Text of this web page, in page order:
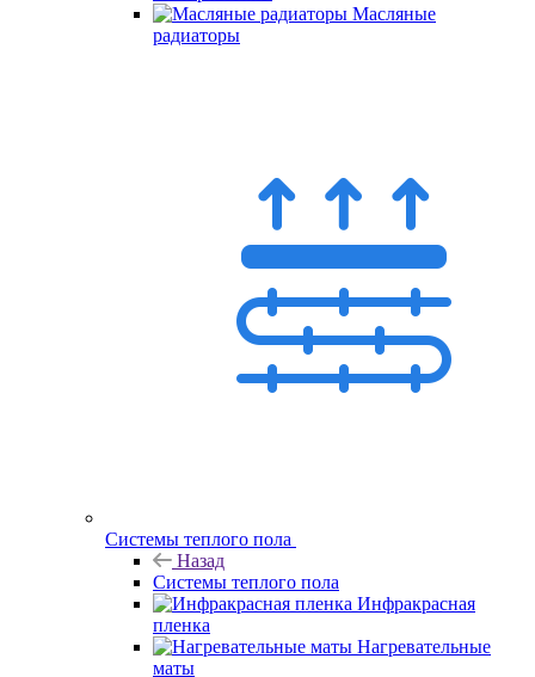
Масляные
радиаторы
Системы теплого пола
Назад
Системы теплого пола
Инфракрасная
пленка
Нагревательные
маты